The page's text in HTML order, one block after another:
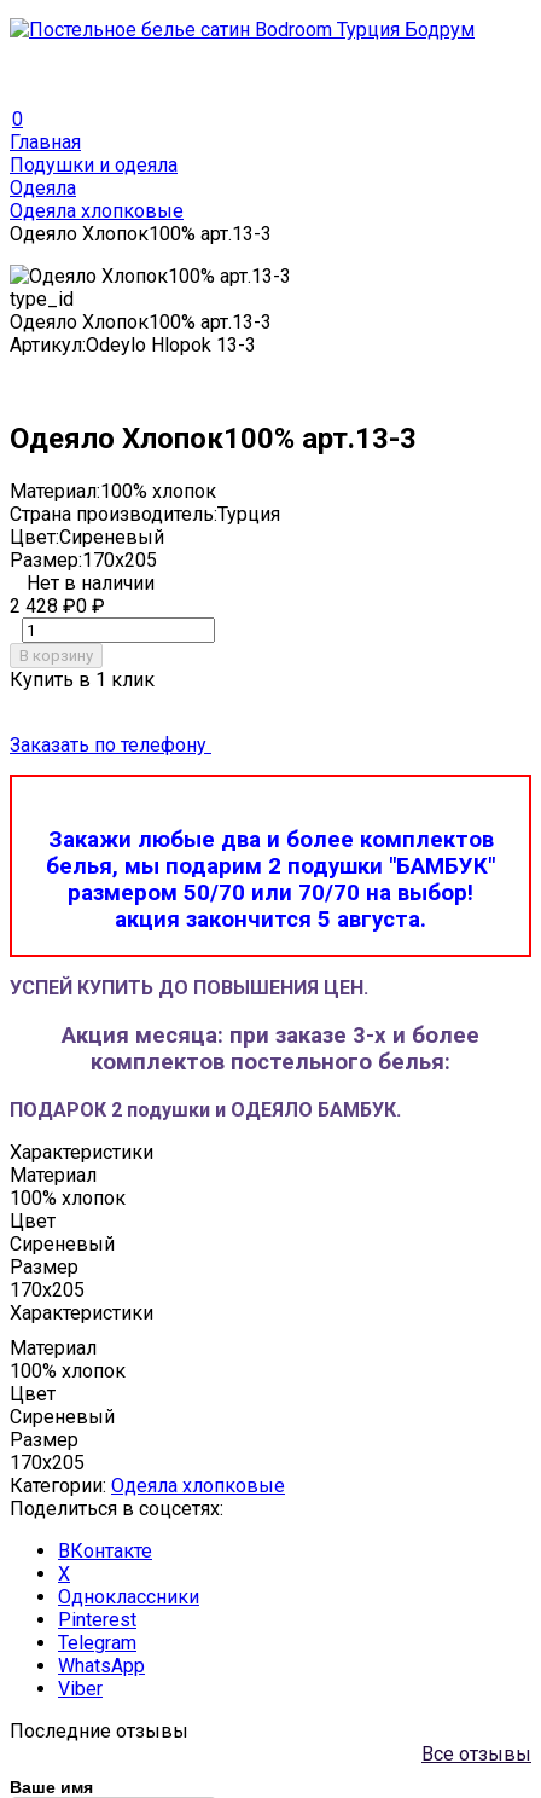
0
Главная
Подушки и одеяла
Одеяла
Одеяла хлопковые
Одеяло Хлопок100% арт.13-3
type_id
Одеяло Хлопок100% арт.13-3
Артикул:Odeylo Hlopok 13-3
Одеяло Хлопок100% арт.13-3
Материал:100% хлопок
Страна производитель:Турция
Цвет:Сиреневый
Размер:170x205
Нет в наличии
2 428 ₽0 ₽
В корзину
Купить в 1 клик
Заказать по телефону
Закажи любые два и более комплектов
белья, мы подарим 2 подушки "БАМБУК"
размером 50/70 или 70/70 на выбор!
акция закончится 5 августа.
УСПЕЙ КУПИТЬ ДО ПОВЫШЕНИЯ ЦЕН.
Акция месяца: при заказе 3-х и более
комплектов постельного белья:
ПОДАРОК 2 подушки и ОДЕЯЛО БАМБУК.
Характеристики
Материал
100% хлопок
Цвет
Сиреневый
Размер
170x205
Характеристики
Материал
100% хлопок
Цвет
Сиреневый
Размер
170x205
Категории: Одеяла хлопковые
Поделиться в соцсетях:
ВКонтакте
X
Одноклассники
Pinterest
Telegram
WhatsApp
Viber
Последние отзывы
Все отзывы
Ваше имя